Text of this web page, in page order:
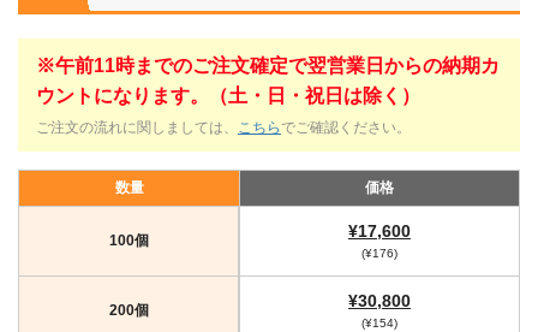
※午前11時までのご注文確定で翌営業日からの納期カ
ウントになります。（土・日・祝日は除く）
ご注文の流れに関しましては、 こちら でご確認ください。
数量 価格
100個 ¥17,600
(¥176)
200個 ¥30,800
(¥154)